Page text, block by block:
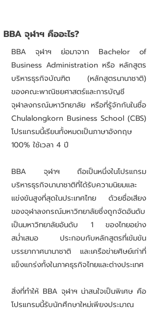
BBA จุฬาฯ คืออะไร?
BBA จุฬาฯ ย่อมาจาก Bachelor of
Business Administration หรือ หลักสูตร
บริหารธุรกิจบัณฑิต (หลักสูตรนานาชาติ)
ของคณะพาณิชยศาสตร์และการบัญชี
จุฬาลงกรณ์มหาวิทยาลัย หรือที่รู้จักกันในชื่อ
Chulalongkorn Business School (CBS)
โปรแกรมนี้เรียนทั้งหมดเป็นภาษาอังกฤษ
100% ใช้เวลา 4 ปี
BBA จุฬาฯ ถือเป็นหนึ่งในโปรแกรม
บริหารธุรกิจนานาชาติที่ได้รับความนิยมและ
แข่งขันสูงที่สุดในประเทศไทย ด้วยชื่อเสียง
ของจุฬาลงกรณ์มหาวิทยาลัยซึ่งถูกจัดอันดับ
เป็นมหาวิทยาลัยอันดับ 1 ของไทยอย่าง
สม่ำเสมอ ประกอบกับหลักสูตรที่เข้มข้น
บรรยากาศนานาชาติ และเครือข่ายศิษย์เก่าที่
แข็งแกร่งทั้งในภาคธุรกิจไทยและต่างประเทศ
สิ่งที่ทำให้ BBA จุฬาฯ น่าสนใจเป็นพิเศษ คือ
โปรแกรมนี้รับนักศึกษาใหม่เพียงประมาณ